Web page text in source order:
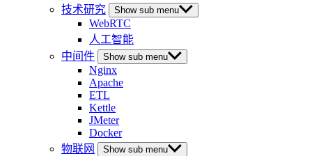
技术研究
Show sub menu
WebRTC
人工智能
中间件
Show sub menu
Nginx
Apache
ETL
Kettle
JMeter
Docker
物联网
Show sub menu